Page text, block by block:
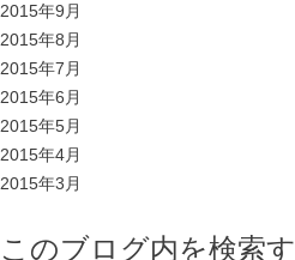
2015年9月
2015年8月
2015年7月
2015年6月
2015年5月
2015年4月
2015年3月
このブログ内を検索す